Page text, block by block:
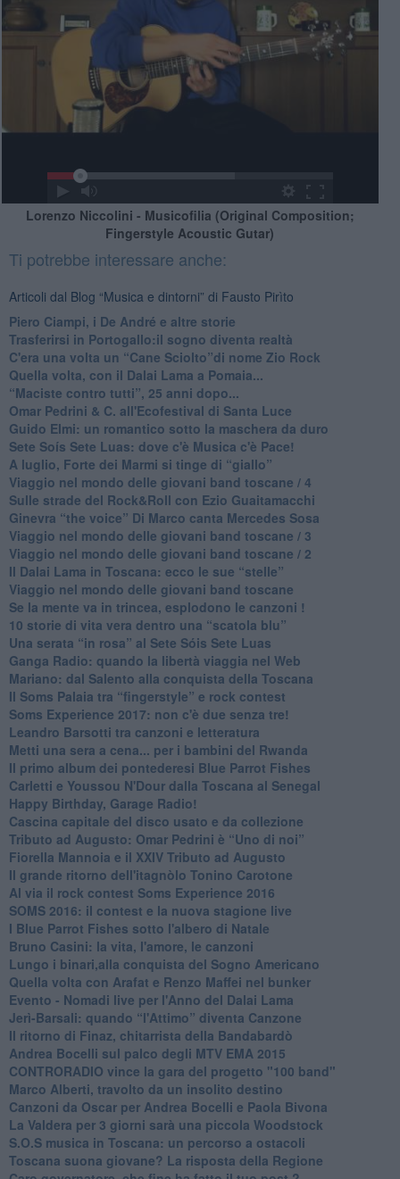
Lorenzo Niccolini - Musicofilia (Original Composition;
Fingerstyle Acoustic Gutar)
Ti potrebbe interessare anche:
Articoli dal Blog “Musica e dintorni” di Fausto Pirìto
​Piero Ciampi, i De André e altre storie
​Trasferirsi in Portogallo:il sogno diventa realtà
​C'era una volta un “Cane Sciolto”di nome Zio Rock
Quella volta, con il Dalai Lama a Pomaia...
​“Maciste contro tutti”, 25 anni dopo...
​Omar Pedrini & C. all'Ecofestival di Santa Luce
Guido Elmi: un romantico sotto la maschera da duro
Sete Soís Sete Luas: dove c'è Musica c'è Pace!
​A luglio, Forte dei Marmi si tinge di “giallo”
Viaggio nel mondo delle giovani band toscane / 4
Sulle strade del Rock&Roll con Ezio Guaitamacchi
​Ginevra “the voice” Di Marco canta Mercedes Sosa
Viaggio nel mondo delle giovani band toscane / 3
​Viaggio nel mondo delle giovani band toscane / 2
Il Dalai Lama in Toscana: ecco le sue “stelle”
Viaggio nel mondo delle giovani band toscane
Se la mente va in trincea, esplodono le canzoni !
​10 storie di vita vera dentro una “scatola blu”
​Una serata “in rosa” al Sete Sóis Sete Luas
Ganga Radio: quando la libertà viaggia nel Web
Mariano: dal Salento alla conquista della Toscana
​Il Soms Palaia tra “fingerstyle” e rock contest
Soms Experience 2017: non c'è due senza tre!
​Leandro Barsotti tra canzoni e letteratura
​Metti una sera a cena... per i bambini del Rwanda
​Il primo album dei pontederesi Blue Parrot Fishes
Carletti e Youssou N'Dour dalla Toscana al Senegal
Happy Birthday, Garage Radio!
​Cascina capitale del disco usato e da collezione
Tributo ad Augusto: Omar Pedrini è “Uno di noi”
​Fiorella Mannoia e il XXIV Tributo ad Augusto
Il grande ritorno dell'itagnòlo Tonino Carotone
​Al via il rock contest Soms Experience 2016
​SOMS 2016: il contest e la nuova stagione live
I Blue Parrot Fishes sotto l'albero di Natale
Bruno Casini: la vita, l'amore, le canzoni
​Lungo i binari,alla conquista del Sogno Americano
​Quella volta con Arafat e Renzo Maffei nel bunker
​Evento - Nomadi live per l'Anno del Dalai Lama
Jerì-Barsali: quando “l'Attimo” diventa Canzone
Il ritorno di Finaz, chitarrista della Bandabardò
Andrea Bocelli sul palco degli MTV EMA 2015
CONTRORADIO vince la gara del progetto "100 band"
Marco Alberti, travolto da un insolito destino
Canzoni da Oscar per Andrea Bocelli e Paola Bivona
La Valdera per 3 giorni sarà una piccola Woodstock
S.O.S musica in Toscana: un percorso a ostacoli
​Toscana suona giovane? La risposta della Regione